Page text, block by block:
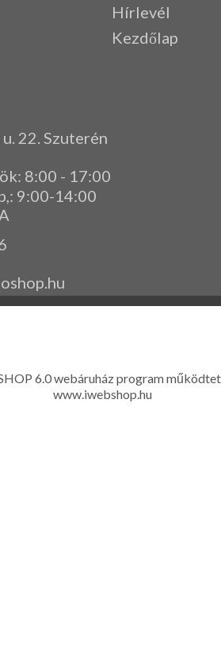
Hírlevél
Kezdőlap
22. Szuterén
8:00 - 17:00
: 9:00-14:00
6.0 webáruház program
www.iwebshop.hu